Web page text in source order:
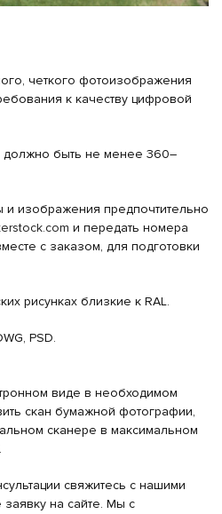
четкого фотоизображения
к качеству цифровой
быть не менее 360–
изображения предпочтительно
и передать номера
с заказом, для подготовки
рисунках близкие к RAL.
PSD.
виде в необходимом
скан бумажной фотографии,
сканере в максимальном
свяжитесь с нашими
на сайте. Мы с